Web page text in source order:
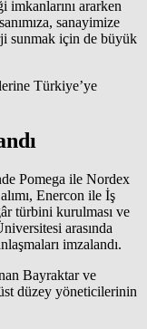
imkanlarını ararken
sanayimize
sunmak için de büyük
Pomega ile Nordex
Enercon ile İş
türbini kurulması ve
arasında
imzalandı.
Bayraktarve
düzey yöneticilerinin